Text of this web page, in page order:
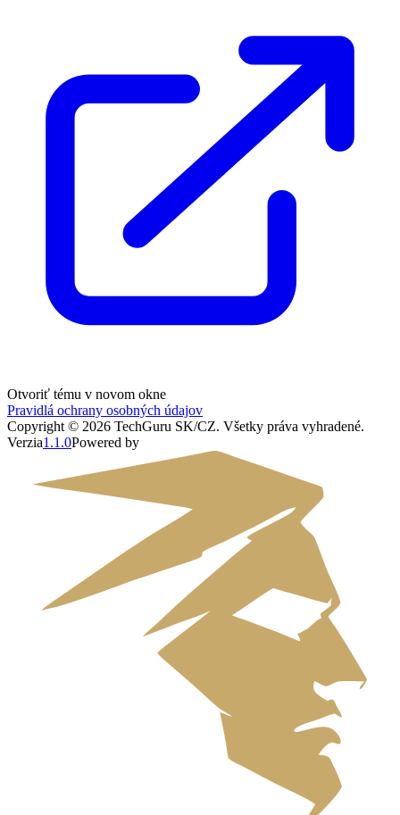
Otvoriť tému v novom okne
Pravidlá ochrany osobných údajov
Copyright © 2026 TechGuru SK/CZ. Všetky práva vyhradené.
Verzia1.1.0Powered by